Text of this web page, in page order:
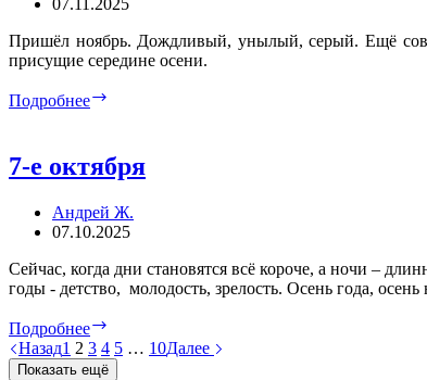
07.11.2025
Пришёл ноябрь. Дождливый, унылый, серый. Ещё
присущие середине осени.
Подробнее
года
7-е октября
Андрей Ж.
07.10.2025
Сейчас, когда дни становятся всё короче, а ночи –
годы - детство, молодость, зрелость. Осень года,
Подробнее
е
октября
Назад1 2 3 4 5 … 10Далее
Показать ещё